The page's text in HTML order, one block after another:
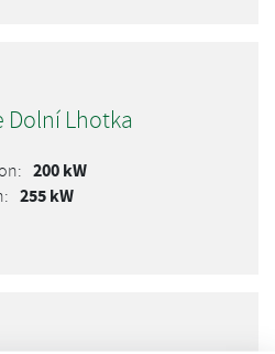
Dolní Lhotka
200 kW
255 kW